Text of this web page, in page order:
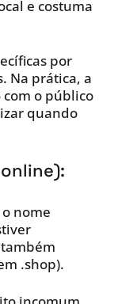
e costuma
por
Na prática, a
o público
quando
nome
.shop).